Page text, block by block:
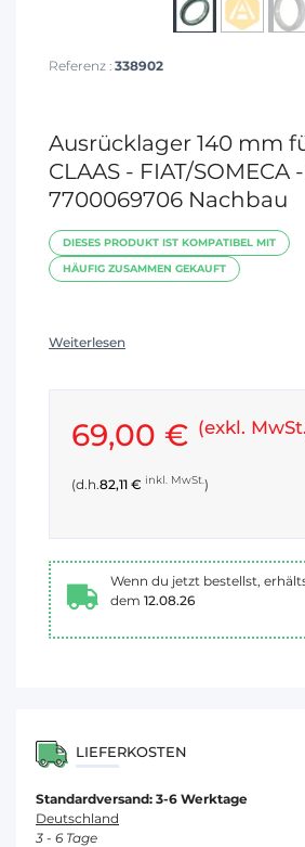
Referenz : 338902
Ausrücklager 140 mm
CLAAS - FIAT/SOMECA
7700069706 Nachbau
DIESES PRODUKT IST KOMPATIBEL MIT
HÄUFIG ZUSAMMEN GEKAUFT
Weiterlesen
69,00 € (exkl.
(d.h.82,11 € inkl. MwSt.)
Wenn du jetzt bestellst,
dem 12.08.26
LIEFERKOSTEN
Standardversand: 3-6 Werktage
Deutschland
3 - 6 Tage